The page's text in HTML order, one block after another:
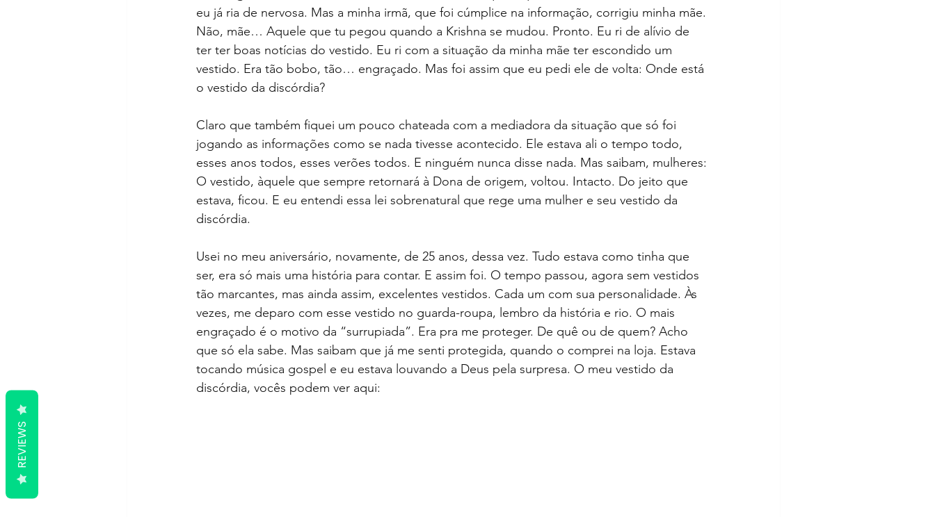
eu já ria de nervosa. Mas a minha irmã, que foi cúmplice na informação, corrigiu minha mãe.
Não, mãe… Aquele que tu pegou quando a Krishna se mudou. Pronto. Eu ri de alívio de
ter ter boas notícias do vestido. Eu ri com a situação da minha mãe ter escondido um
vestido. Era tão bobo, tão… engraçado. Mas foi assim que eu pedi ele de volta: Onde está
o vestido da discórdia?
Claro que também fiquei um pouco chateada com a mediadora da situação que só foi
jogando as informações como se nada tivesse acontecido. Ele estava ali o tempo todo,
esses anos todos, esses verões todos. E ninguém nunca disse nada. Mas saibam, mulheres:
O vestido, àquele que sempre retornará à Dona de origem, voltou. Intacto. Do jeito que
estava, ficou. E eu entendi essa lei sobrenatural que rege uma mulher e seu vestido da
discórdia.
Usei no meu aniversário, novamente, de 25 anos, dessa vez. Tudo estava como tinha que
ser, era só mais uma história para contar. E assim foi. O tempo passou, agora sem vestidos
tão marcantes, mas ainda assim, excelentes vestidos. Cada um com sua personalidade. Às
vezes, me deparo com esse vestido no guarda-roupa, lembro da história e rio. O mais
engraçado é o motivo da “surrupiada”. Era pra me proteger. De quê ou de quem? Acho
que só ela sabe. Mas saibam que já me senti protegida, quando o comprei na loja. Estava
tocando música gospel e eu estava louvando a Deus pela surpresa. O meu vestido da
discórdia, vocês podem ver aqui:
REVIEWS